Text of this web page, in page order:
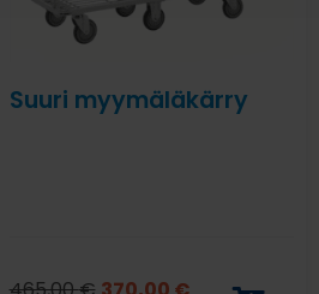
Suuri myymäläkärry